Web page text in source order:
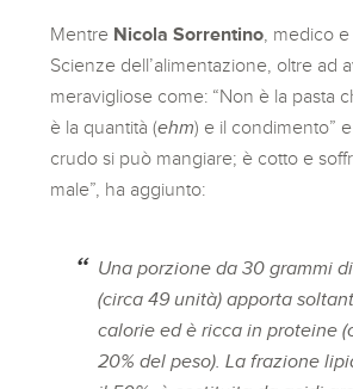
Mentre Nicola Sorrentino , medico
Scienze dell’alimentazione, oltre ad
meravigliose come: “Non è la pasta
è la quantità (ehm) e il condimento”
crudo si può mangiare; è cotto e
male”, ha aggiunto:
Una porzione da 30 grammi
(circa 49 unità) apporta
calorie ed è ricca in proteine
20% del peso). La frazione